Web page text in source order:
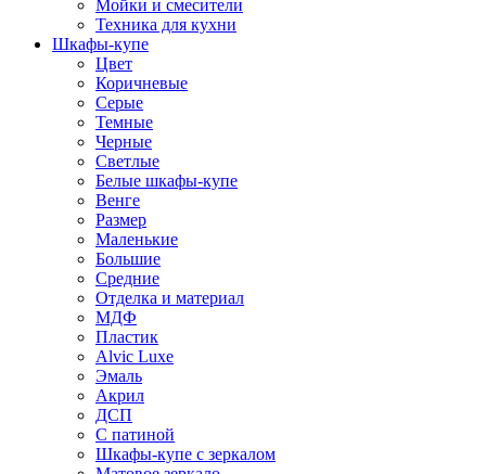
Мойки и смесители
Техника для кухни
Шкафы-купе
Цвет
Коричневые
Серые
Темные
Черные
Светлые
Белые шкафы-купе
Венге
Размер
Маленькие
Большие
Средние
Отделка и материал
МДФ
Пластик
Alvic Luxe
Эмаль
Акрил
ДСП
С патиной
Шкафы-купе с зеркалом